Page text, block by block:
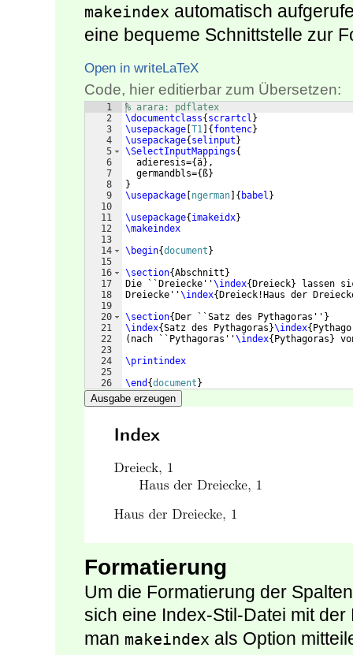
makeindex automatisch
eine bequeme Schnittstelle zur
Open in writeLaTeX
Code, hier editierbar zum Übersetzen:
1
2
3
4
5
6
7
8
9
10
11
12
13
14
15
16
17
18
19
20
21
22
23
24
25
26
% arara: pdflatex
\documentclass{ scrartcl }
\usepackage T1 { fontenc}
\usepackage{ selinput }
\SelectInputMappings{
  adieresis=
{ä} ,
  germandbls=
{ ß}
}
\usepackage ngerman { babel }
\usepackage{ imakeidx}
\makeindex
\begin{document }
\section{Abschnitt }
Die ``Dreiecke''\index{ Dreieck} lassen
Dreiecke''\index{ Dreieck!Haus der
\section{ Der ``Satz des Pythagoras'' }
\index{Satz des Pythagoras }\index{
( nach ``Pythagoras''\index{ Pythagoras }
\printindex
\end {document }
Ausgabe erzeugen
Formatierung
Um die Formatierung der
sich eine Index-Stil-Datei mit
man makeindex als Option